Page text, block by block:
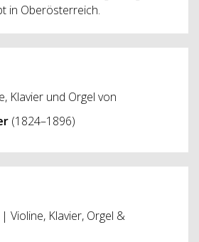
in Oberösterreich.
Klavier und Orgel von
(1824–1896)
| Violine, Klavier, Orgel &